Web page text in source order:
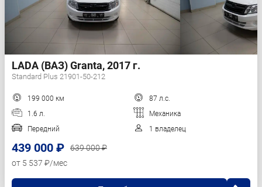
LADA (ВАЗ) Granta, 2017 г.
Standard Plus 21901-50-212
199 000 км
87 л.с.
1.6 л.
Механика
Передний
1 владелец
439 000 ₽
639 000 ₽
от 5 537 ₽/мес